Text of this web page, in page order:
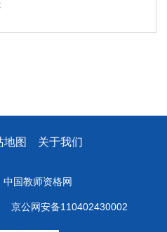
地图 关于我们
国教师资格网
京公网安备110402430002